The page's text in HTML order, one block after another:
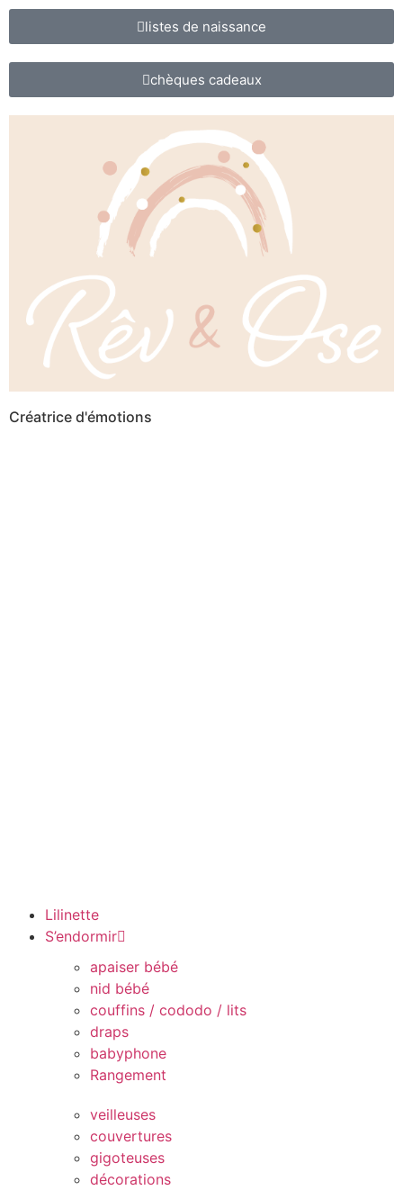
listes de naissance
chèques cadeaux
Créatrice d'émotions
Lilinette
S’endormir
apaiser bébé
nid bébé
couffins / cododo / lits
draps
babyphone
Rangement
veilleuses
couvertures
gigoteuses
décorations